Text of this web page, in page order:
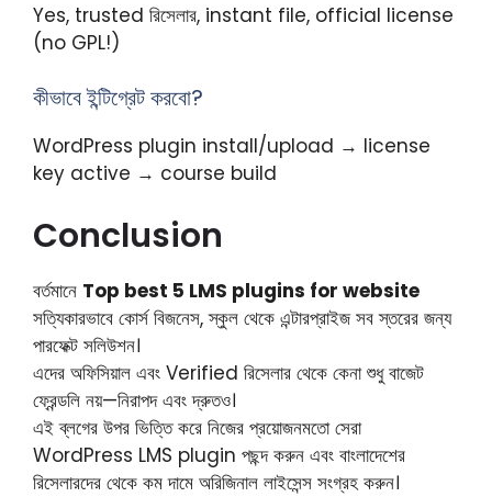
Yes, trusted রিসেলার, instant file, official license
(no GPL!)
কীভাবে ইন্টিগ্রেট করবো?
WordPress plugin install/upload → license
key active → course build
Conclusion
বর্তমানে Top best 5 LMS plugins for website
সত্যিকারভাবে কোর্স বিজনেস, স্কুল থেকে এন্টারপ্রাইজ সব স্তরের জন্য
পারফেক্ট সলিউশন।
এদের অফিসিয়াল এবং Verified রিসেলার থেকে কেনা শুধু বাজেট
ফ্রেন্ডলি নয়—নিরাপদ এবং দ্রুতও।
এই ব্লগের উপর ভিত্তি করে নিজের প্রয়োজনমতো সেরা
WordPress LMS plugin পছন্দ করুন এবং বাংলাদেশের
রিসেলারদের থেকে কম দামে অরিজিনাল লাইসেন্স সংগ্রহ করুন।